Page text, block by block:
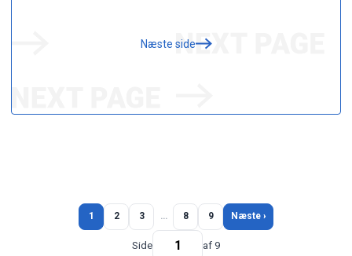
Næste side
1 2 3 … 8 9 Næste ›
Side af 9